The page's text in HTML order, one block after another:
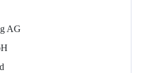
AG